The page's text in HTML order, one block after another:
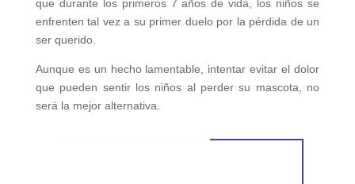
que durante los primeros 7 años de vida, los niños se
enfrenten tal vez a su primer duelo por la pérdida de un
ser querido.
Aunque es un hecho lamentable, intentar evitar el dolor
que pueden sentir los niños al perder su mascota, no
será la mejor alternativa.